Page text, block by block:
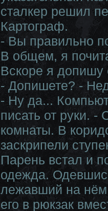
сталкер решил
Картограф.
- Вы правильно
В общем, я
Вскоре я допишу
- Допишете? -
- Ну да...
писать от руки.
комнаты. В
заскрипели
Парень встал и
одежда.
лежавший на нём
его в рюкзак